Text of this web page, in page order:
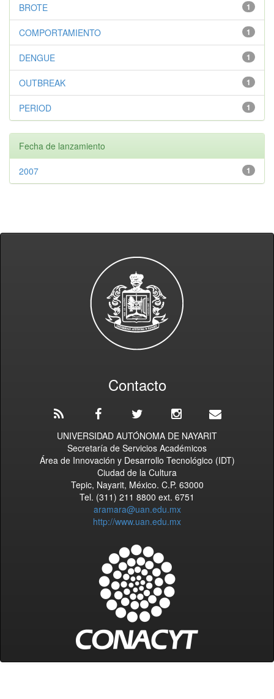
1
BROTE
1
COMPORTAMIENTO
1
DENGUE
1
OUTBREAK
1
PERIOD
Fecha de lanzamiento
1
2007
Contacto
UNIVERSIDAD AUTÓNOMA DE NAYARIT
Secretaría de Servicios Académicos
Área de Innovación y Desarrollo Tecnológico (IDT)
Ciudad de la Cultura
Tepic, Nayarit, México. C.P. 63000
Tel. (311) 211 8800 ext. 6751
aramara@uan.edu.mx
http://www.uan.edu.mx